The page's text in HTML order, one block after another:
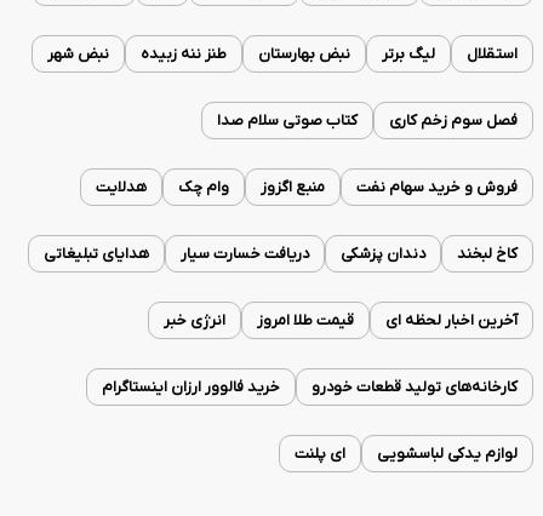
استقلال لیگ برتر نبض بهارستان طنز ننه زبیده نبض شهر
فصل سوم زخم کاری کتاب صوتی سلام صدا
فروش و خرید سهام نفت منبع اگزوز وام چک هدلایت
کاخ لبخند دندان پزشکی دریافت خسارت سیار هدایای تبلیغاتی
آخرین اخبار لحظه ای قیمت طلا امروز انرژی خبر
کارخانه‌های تولید قطعات خودرو خرید فالوور ارزان اینستاگرام
لوازم یدکی لباسشویی ای پلنت